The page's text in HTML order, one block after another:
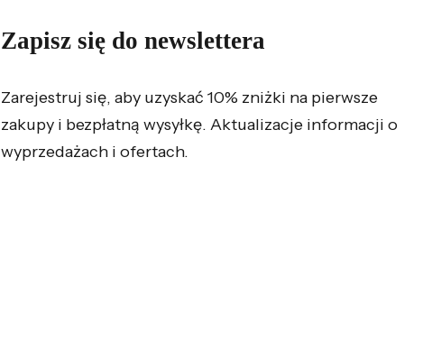
Zapisz się do newslettera
Zarejestruj się, aby uzyskać 10% zniżki na pierwsze
zakupy i bezpłatną wysyłkę. Aktualizacje informacji o
wyprzedażach i ofertach.